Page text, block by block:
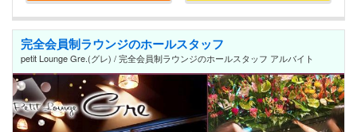
完全会員制ラウンジのホールスタッフ
petit Lounge Gre.(グレ) / 完全会員制ラウンジのホールスタッフ アルバイト